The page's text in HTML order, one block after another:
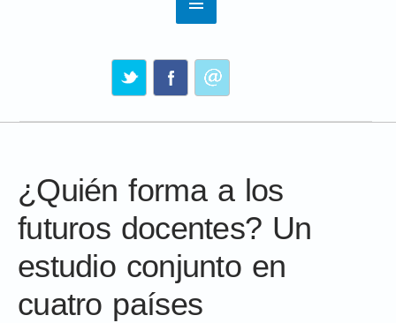
¿Quién forma a los
futuros docentes? Un
estudio conjunto en
cuatro países